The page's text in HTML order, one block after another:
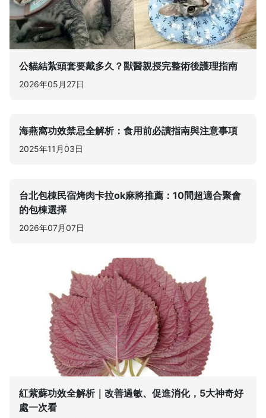
公貓結紮頭套要戴多久？獸醫親授完整術後護理指南
2026年05月27日
海燕窩功效禁忌全解析：食用前必讀指南與注意事項
2025年11月03日
台北包棟民宿烤肉卡拉ok麻將推薦：10間超適合聚會
的包棟選擇
2026年07月07日
紅紫蘇功效全解析｜改善過敏、促進消化，5大神奇好
處一次看